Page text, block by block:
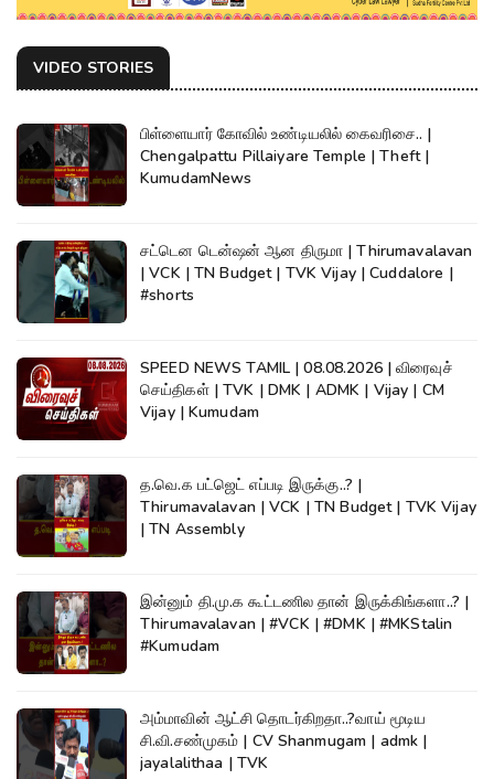
VIDEO STORIES
பிள்ளையார் கோவில் உண்டியலில் கைவரிசை.. |
Chengalpattu Pillaiyare Temple | Theft |
KumudamNews
சட்டென டென்ஷன் ஆன திருமா | Thirumavalavan
| VCK | TN Budget | TVK Vijay | Cuddalore |
#shorts
SPEED NEWS TAMIL | 08.08.2026 | விரைவுச்
செய்திகள் | TVK | DMK | ADMK | Vijay | CM
Vijay | Kumudam
த.வெ.க பட்ஜெட் எப்படி இருக்கு..? |
Thirumavalavan | VCK | TN Budget | TVK Vijay
| TN Assembly
இன்னும் தி.மு.க கூட்டணில தான் இருக்கிங்களா..? |
Thirumavalavan | #VCK | #DMK | #MKStalin
#Kumudam
அம்மாவின் ஆட்சி தொடர்கிறதா..?வாய் மூடிய
சி.வி.சண்முகம் | CV Shanmugam | admk |
jayalalithaa | TVK